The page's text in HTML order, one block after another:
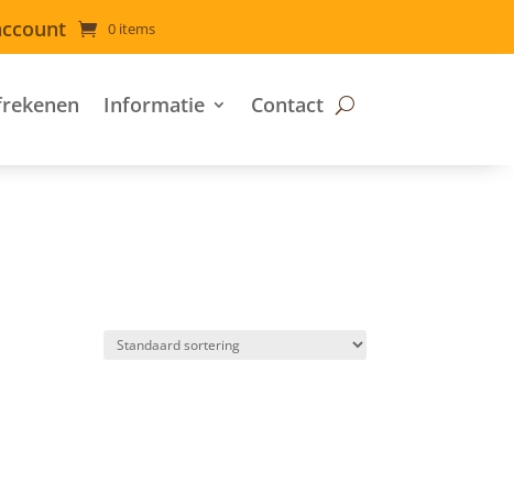
0 items
Informatie Contact